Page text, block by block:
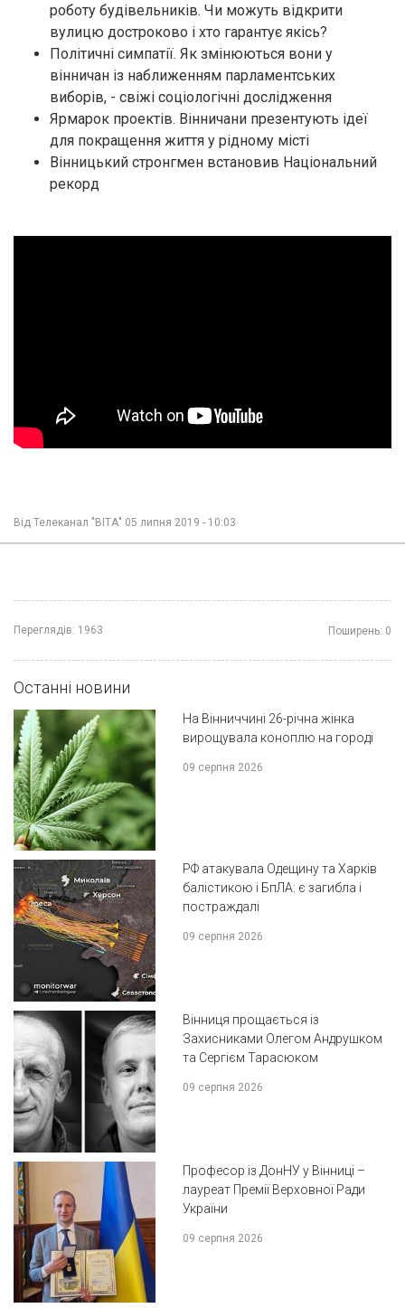
роботу будівельників. Чи можуть відкрити
вулицю достроково і хто гарантує якісь?
Політичні симпатії. Як змінюються вони у
вінничан із наближенням парламентських
виборів, - свіжі соціологічні дослідження
Ярмарок проектів. Вінничани презентують ідеї
для покращення життя у рідному місті
Вінницький стронгмен встановив Національний
рекорд
Від Телеканал "ВІТА" 05 липня 2019 - 10:03
Переглядів: 1963 Поширень: 0
Останні новини
На Вінниччині 26-річна жінка
вирощувала коноплю на городі
09 серпня 2026
РФ атакувала Одещину та Харків
балістикою і БпЛА: є загибла і
постраждалі
09 серпня 2026
Вінниця прощається із
Захисниками Олегом Андрушком
та Сергієм Тарасюком
09 серпня 2026
Професор із ДонНУ у Вінниці –
лауреат Премії Верховної Ради
України
09 серпня 2026